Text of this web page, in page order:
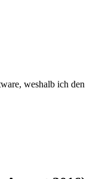
weshalb ich den